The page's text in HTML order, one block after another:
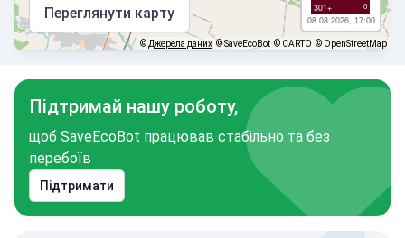
301+ 0
08.08.2026, 17:00
Переглянути карту
© Джерела даних © SaveEcoBot © CARTO © OpenStreetMap
Підтримай нашу роботу,
щоб SaveEcoBot працював стабільно та без
перебоїв
Підтримати